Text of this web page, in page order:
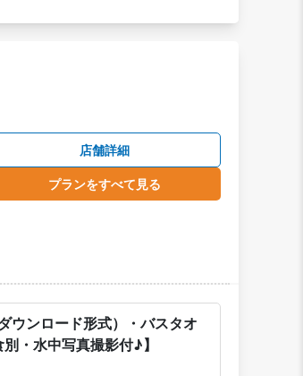
店舗詳細
プランをすべて見る
ウンロード形式）・バスタオ
・水中写真撮影付♪】